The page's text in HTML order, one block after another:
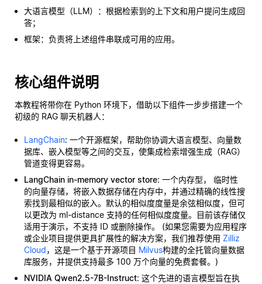
大语言模型（LLM）：根据检索到的上下文和用户提问生成回
答；
框架：负责将上述组件串联成可用的应用。
核心组件说明
本教程将带你在 Python 环境下，借助以下组件一步步搭建一个
初级的 RAG 聊天机器人：
LangChain: 一个开源框架，帮助你协调大语言模型、向量数
据库、嵌入模型等之间的交互，使集成检索增强生成（RAG）
管道变得更容易。
LangChain in-memory vector store: 一个内存型， 临时性
的向量存储，将嵌入数据存储在内存中，并通过精确的线性搜
索找到最相似的嵌入。默认的相似度度量是余弦相似度，但可
以更改为 ml-distance 支持的任何相似度度量。目前该存储仅
适用于演示，不支持 ID 或删除操作。 (如果您需要为应用程序
或企业项目提供更具扩展性的解决方案，我们推荐使用 Zilliz
Cloud，这是一个基于开源项目 Milvus构建的全托管向量数据
库服务，并提供支持最多 100 万个向量的免费套餐。)
NVIDIA Qwen2.5-7B-Instruct: 这个先进的语言模型旨在执